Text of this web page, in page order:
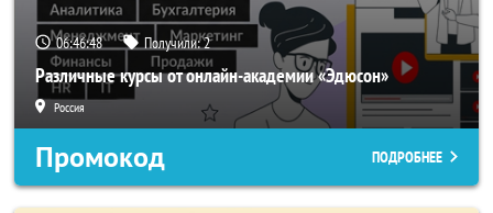
06:46:47 Получили:2
Различные курсы от онлайн-академии «Эдюсон»
Россия
Промокод ПОДРОБНЕЕ